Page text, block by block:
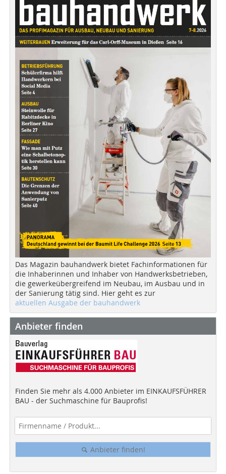
Das Magazin bauhandwerk bietet Fachinformationen für
die Inhaberinnen und Inhaber von Handwerksbetrieben,
die gewerkeübergreifend im Neubau, im Ausbau und in
der Sanierung tätig sind. Hier geht es zur
aktuellen Ausgabe der bauhandwerk
Anbieter finden
Finden Sie mehr als 4.000 Anbieter im EINKAUFSFÜHRER
BAU - der Suchmaschine für Bauprofis!
Anbieter finden!